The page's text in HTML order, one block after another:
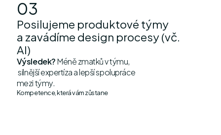
03
Posilujeme produktové týmy
a zavádíme design procesy (vč.
AI)
Výsledek?Méně zmatků v týmu,
silnější expertíza a lepší spolupráce
mezi týmy.
Kompetence, která vám zůstane